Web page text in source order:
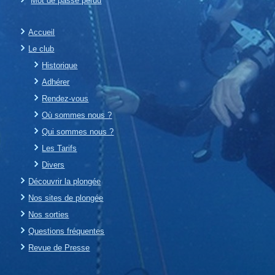
Accueil
Le club
Historique
Adhérer
Rendez-vous
Où sommes nous ?
Qui sommes nous ?
Les Tarifs
Divers
Découvrir la plongée
Nos sites de plongée
Nos sorties
Questions fréquentes
Revue de Presse